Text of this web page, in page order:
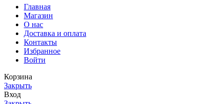
Главная
Магазин
О нас
Доставка и оплата
Контакты
Избранное
Войти
Корзина
Закрыть
Вход